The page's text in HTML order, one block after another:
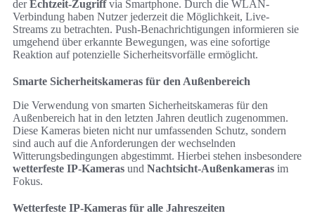
derEchtzeit-Zugriffvia Smartphone. Durch die WLAN-
Verbindung haben Nutzer jederzeit die Möglichkeit, Live-
Streams zu betrachten. Push-Benachrichtigungen informieren sie
umgehend über erkannte Bewegungen, was eine sofortige
Reaktion auf potenzielle Sicherheitsvorfälle ermöglicht.
Smarte Sicherheitskameras für den Außenbereich
Die Verwendung von smarten Sicherheitskameras für den
Außenbereich hat in den letzten Jahren deutlich zugenommen.
Diese Kameras bieten nicht nur umfassenden Schutz, sondern
sind auch auf die Anforderungen der wechselnden
Witterungsbedingungen abgestimmt. Hierbei stehen insbesondere
wetterfeste IP-Kameras und Nachtsicht-Außenkameras im
Fokus.
Wetterfeste IP-Kameras für alle Jahreszeiten